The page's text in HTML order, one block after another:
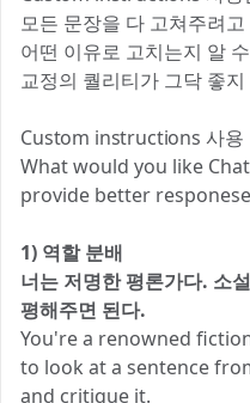
모든 문장을 다 고쳐주려
어떤 이유로 고치는지 알
교정의 퀄리티가 그닥 좋
Custom instructions 사용
What would you like
provide better
1) 역할 분배
너는 저명한 평론가다. 소
평해주면 된다.
You're a renowned
to look at a sentence
and critique it.